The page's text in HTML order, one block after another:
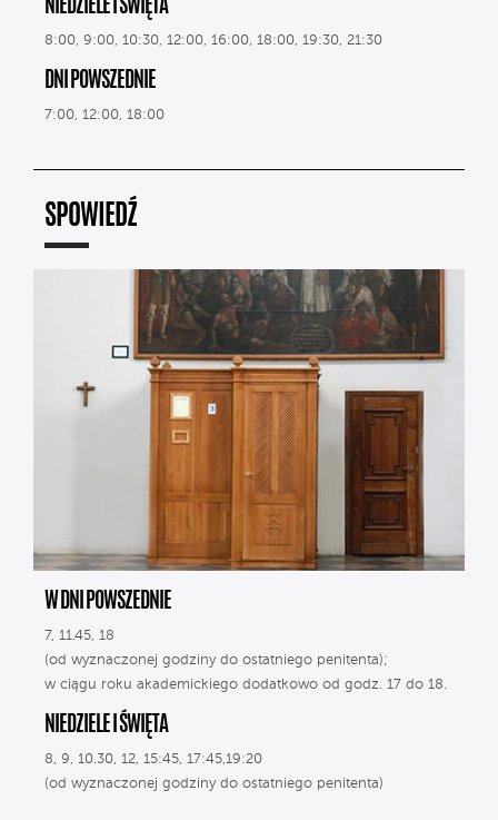
NIEDZIELE I ŚWIĘTA
8:00, 9:00, 10:30, 12:00, 16:00, 18:00, 19:30, 21:30
DNI POWSZEDNIE
7:00, 12:00, 18:00
SPOWIEDŹ
W DNI POWSZEDNIE
7, 11.45, 18
(od wyznaczonej godziny do ostatniego penitenta);
w ciągu roku akademickiego dodatkowo od godz. 17 do 18.
NIEDZIELE I ŚWIĘTA
8, 9, 10.30, 12, 15:45, 17:45,19:20
(od wyznaczonej godziny do ostatniego penitenta)